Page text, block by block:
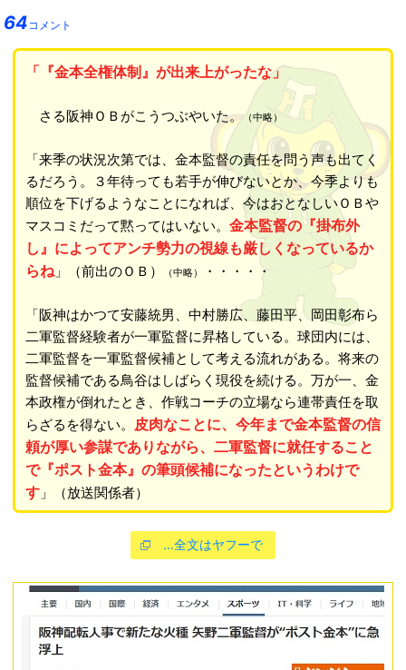
64コメント
「『金本全権体制』が出来上がったな」
さる阪神ＯＢがこうつぶやいた。（中略）
「来季の状況次第では、金本監督の責任を問う声も出てく
るだろう。３年待っても若手が伸びないとか、今季よりも
順位を下げるようなことになれば、今はおとなしいＯＢや
マスコミだって黙ってはいない。 金本監督の『掛布外
し』によってアンチ勢力の視線も厳しくなっているか
らね」（前出のＯＢ） （中略） ・・・・・
「阪神はかつて安藤統男、中村勝広、藤田平、岡田彰布ら
二軍監督経験者が一軍監督に昇格している。球団内には、
二軍監督を一軍監督候補として考える流れがある。将来の
監督候補である鳥谷はしばらく現役を続ける。万が一、金
本政権が倒れたとき、作戦コーチの立場なら連帯責任を取
らざるを得ない。
皮肉なことに、今年まで金本監督の信
頼が厚い参謀でありながら、二軍監督に就任すること
で『ポスト金本』の筆頭候補になったというわけで
す」（放送関係者）
…全文はヤフーで